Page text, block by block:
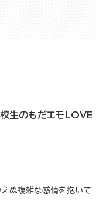
校生のもだエモLOVE
えぬ複雑な感情を抱いて